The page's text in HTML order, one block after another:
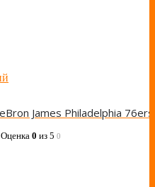
Оценка 0 из 5 0